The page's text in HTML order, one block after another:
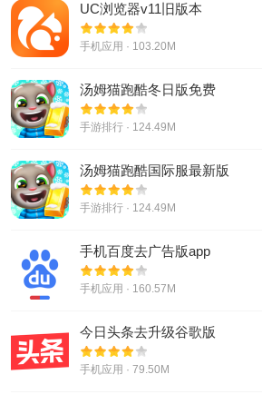
UC浏览器v11旧版本
手机应用 · 103.20M
汤姆猫跑酷冬日版免费
手游排行 · 124.49M
汤姆猫跑酷国际服最新版
手游排行 · 124.49M
手机百度去广告版app
手机应用 · 160.57M
今日头条去升级谷歌版
手机应用 · 79.50M